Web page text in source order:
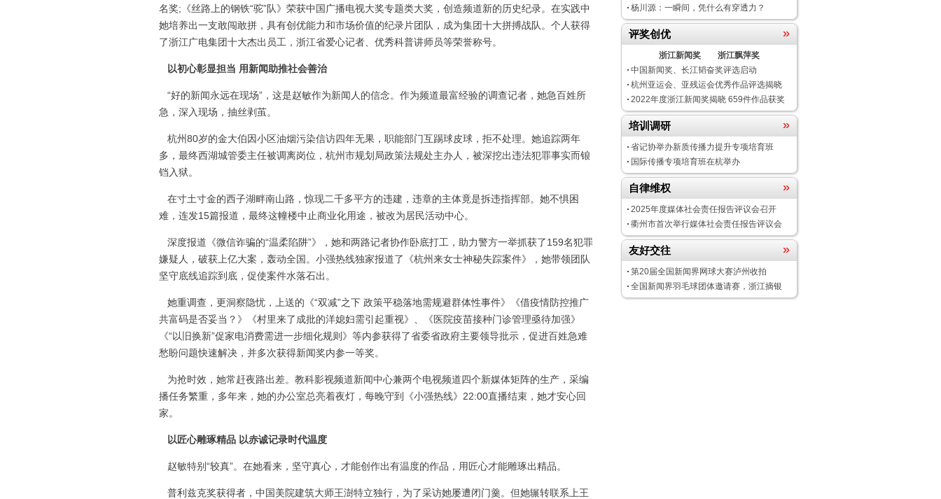
名奖;《丝路上的钢铁“驼”队》荣获中国广播电视大奖专题类大奖，创造频道新的历史纪录。在实践中
她培养出一支敢闯敢拼，具有创优能力和市场价值的纪录片团队，成为集团十大拼搏战队。个人获得
了浙江广电集团十大杰出员工，浙江省爱心记者、优秀科普讲师员等荣誉称号。
以初心彰显担当 用新闻助推社会善治
“好的新闻永远在现场”，这是赵敏作为新闻人的信念。作为频道最富经验的调查记者，她急百姓所
急，深入现场，抽丝剥茧。
杭州80岁的金大伯因小区油烟污染信访四年无果，职能部门互踢球皮球，拒不处理。她追踪两年
多，最终西湖城管委主任被调离岗位，杭州市规划局政策法规处主办人，被深挖出违法犯罪事实而锒
铛入狱。
在寸土寸金的西子湖畔南山路，惊现二千多平方的违建，违章的主体竟是拆违指挥部。她不惧困
难，连发15篇报道，最终这幢楼中止商业化用途，被改为居民活动中心。
深度报道《微信诈骗的“温柔陷阱”》，她和两路记者协作卧底打工，助力警方一举抓获了159名犯罪
嫌疑人，破获上亿大案，轰动全国。小强热线独家报道了《杭州来女士神秘失踪案件》，她带领团队
坚守底线追踪到底，促使案件水落石出。
她重调查，更洞察隐忧，上送的《“双减”之下 政策平稳落地需规避群体性事件》《借疫情防控推广
共富码是否妥当？》《村里来了成批的洋媳妇需引起重视》、《医院疫苗接种门诊管理亟待加强》
《“以旧换新”促家电消费需进一步细化规则》等内参获得了省委省政府主要领导批示，促进百姓急难
愁盼问题快速解决，并多次获得新闻奖内参一等奖。
为抢时效，她常赶夜路出差。教科影视频道新闻中心兼两个电视频道四个新媒体矩阵的生产，采编
播任务繁重，多年来，她的办公室总亮着夜灯，每晚守到《小强热线》22:00直播结束，她才安心回
家。
以匠心雕琢精品 以赤诚记录时代温度
赵敏特别“较真”。在她看来，坚守真心，才能创作出有温度的作品，用匠心才能雕琢出精品。
普利兹克奖获得者，中国美院建筑大师王澍特立独行，为了采访她屡遭闭门羹。但她辗转联系上王
杨川源：一瞬间，凭什么有穿透力？
评奖创优 »
浙江新闻奖
浙江飘萍奖
中国新闻奖、长江韬奋奖评选启动
杭州亚运会、亚残运会优秀作品评选揭晓
2022年度浙江新闻奖揭晓 659件作品获奖
培训调研 »
省记协举办新质传播力提升专项培育班
国际传播专项培育班在杭举办
自律维权 »
2025年度媒体社会责任报告评议会召开
衢州市首次举行媒体社会责任报告评议会
友好交往 »
第20届全国新闻界网球大赛泸州收拍
全国新闻界羽毛球团体邀请赛，浙江摘银